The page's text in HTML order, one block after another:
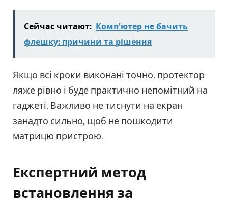
Сейчас читают: Комп'ютер не бачить
флешку: причини та рішення
Якщо всі кроки виконані точно, протектор
ляже рівно і буде практично непомітний на
гаджеті. Важливо не тиснути на екран
занадто сильно, щоб не пошкодити
матрицю пристрою.
Експертний метод
встановлення за